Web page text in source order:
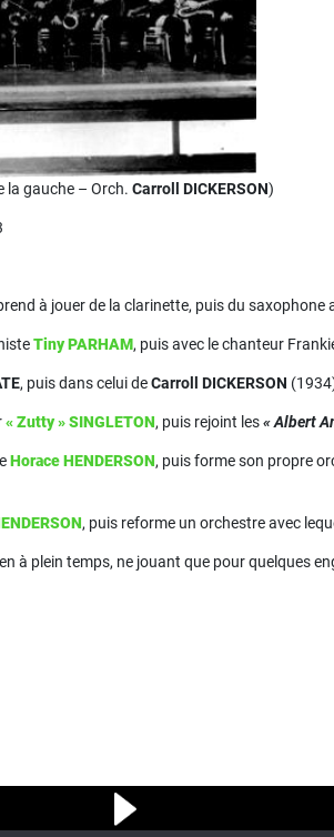
la gauche – Orch. Carroll DICKERSON)
à jouer de la clarinette, puis du saxophone
Tiny PARHAM, puis avec le chanteur
, puis dans celui deCarroll DICKERSON
« Zutty » SINGLETON, puis rejoint les« Albert
Horace HENDERSON, puis forme son propre
, puis reforme un orchestre avec
à plein temps, ne jouant que pour quelques